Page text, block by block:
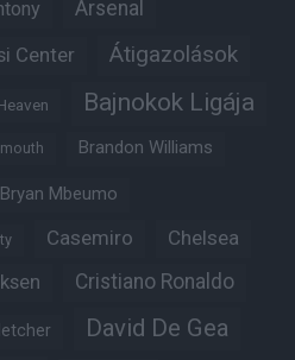
Arsenal
Center Átigazolások
Bajnokok Ligája
Brandon Williams
Bryan Mbeumo
Casemiro Chelsea
Cristiano Ronaldo
David De Gea